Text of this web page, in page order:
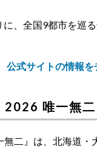
、全国9都市を巡る
公式サイトの情報を
2026 唯一無
無二』は、北海道